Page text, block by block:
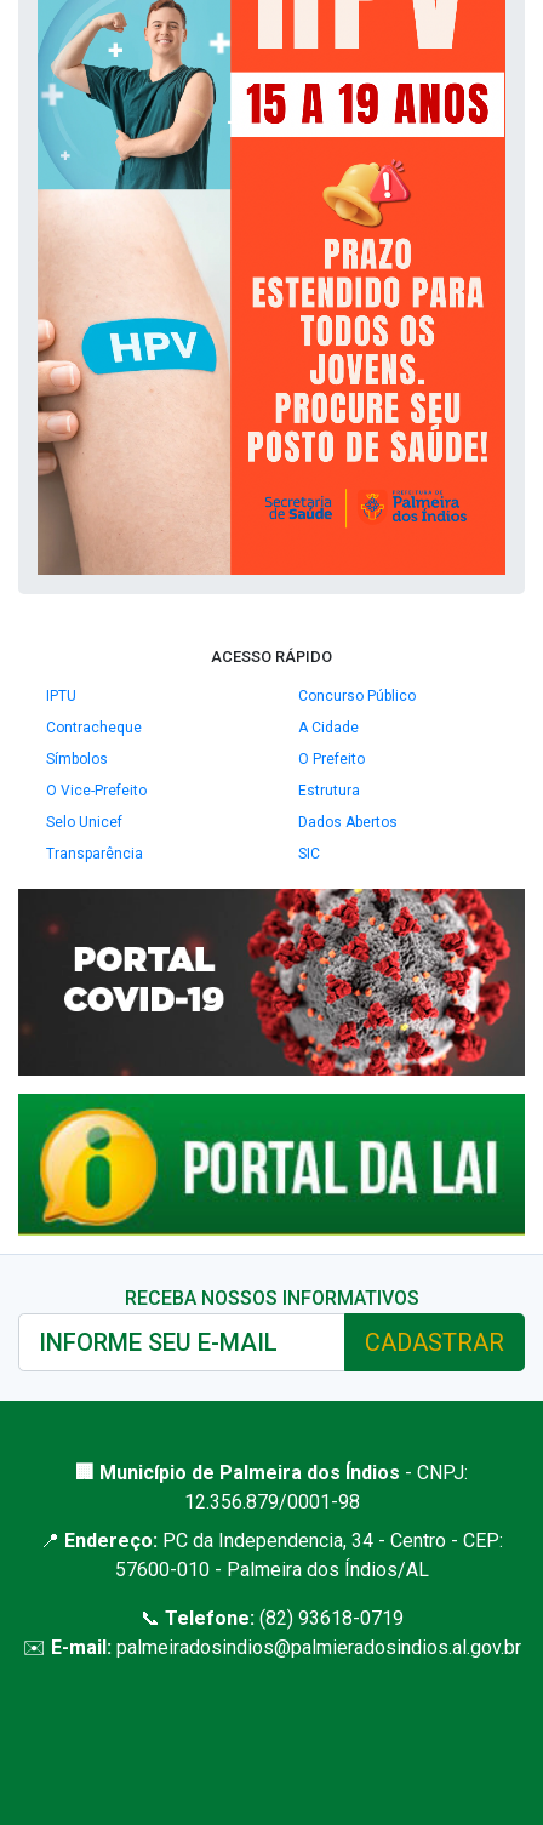
ACESSO RÁPIDO
IPTU
Concurso Público
Contracheque
A Cidade
Símbolos
O Prefeito
O Vice-Prefeito
Estrutura
Selo Unicef
Dados Abertos
Transparência
SIC
RECEBA NOSSOS INFORMATIVOS
CADASTRAR
🏢 Município de Palmeira dos Índios - CNPJ:
12.356.879/0001-98
📍 Endereço: PC da Independencia, 34 - Centro - CEP:
57600-010 - Palmeira dos Índios/AL
📞 Telefone:(82) 93618-0719
✉️ E-mail: palmeiradosindios@palmieradosindios.al.gov.br